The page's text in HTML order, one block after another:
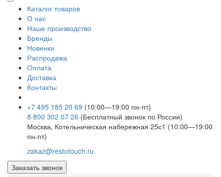
Каталог товаров
О нас
Наше производство
Бренды
Новинки
Распродажа
Оплата
Доставка
Контакты
+7 495 185 20 69 (10:00—19:00 пн-пт)
8 800 302 07 26 (Бесплатный звонок по России)
Москва, Котельническая набережная 25с1 (10:00—19:00
пн-пт)
zakaz@restotouch.ru
Заказать звонок